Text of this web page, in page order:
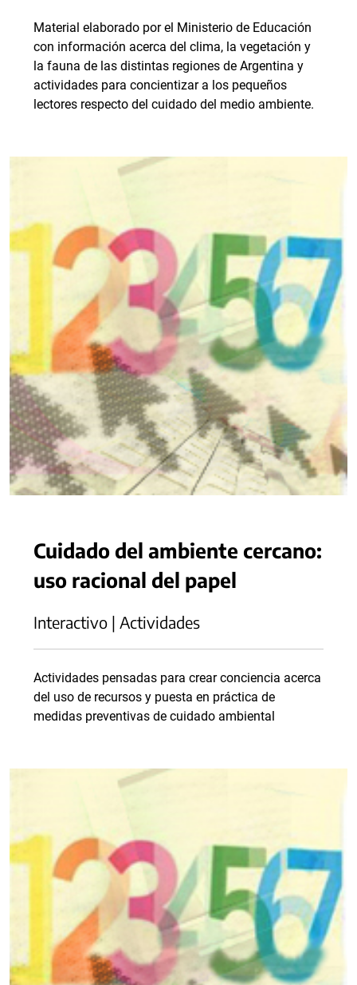
Material elaborado por el Ministerio de Educación
con información acerca del clima, la vegetación y
la fauna de las distintas regiones de Argentina y
actividades para concientizar a los pequeños
lectores respecto del cuidado del medio ambiente.
Cuidado del ambiente cercano:
uso racional del papel
Interactivo | Actividades
Actividades pensadas para crear conciencia acerca
del uso de recursos y puesta en práctica de
medidas preventivas de cuidado ambiental